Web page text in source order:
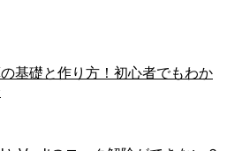
基礎と作り方！初心者でもわか